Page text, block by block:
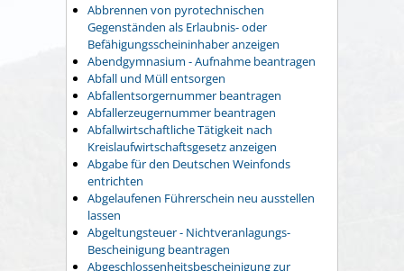
Abbrennen von pyrotechnischen
Gegenständen als Erlaubnis- oder
Befähigungsscheininhaber anzeigen
Abendgymnasium - Aufnahme beantragen
Abfall und Müll entsorgen
Abfallentsorgernummer beantragen
Abfallerzeugernummer beantragen
Abfallwirtschaftliche Tätigkeit nach
Kreislaufwirtschaftsgesetz anzeigen
Abgabe für den Deutschen Weinfonds
entrichten
Abgelaufenen Führerschein neu ausstellen
lassen
Abgeltungsteuer - Nichtveranlagungs-
Bescheinigung beantragen
Abgeschlossenheitsbescheinigung zur